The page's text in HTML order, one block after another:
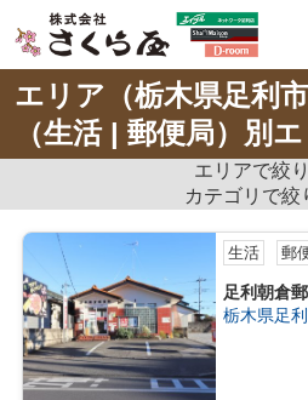
エリア（栃木県足利
（生活 | 郵便局）別
エリアで絞
カテゴリで絞
生活 郵
足利朝倉
栃木県足